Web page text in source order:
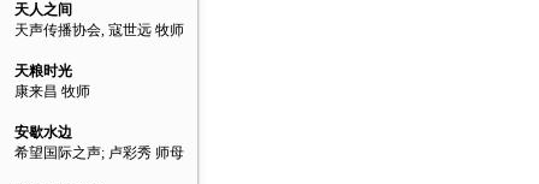
天人之间
天声传播协会, 寇世远 牧师
天粮时光
康来昌 牧师
安歇水边
希望国际之声; 卢彩秀 师母